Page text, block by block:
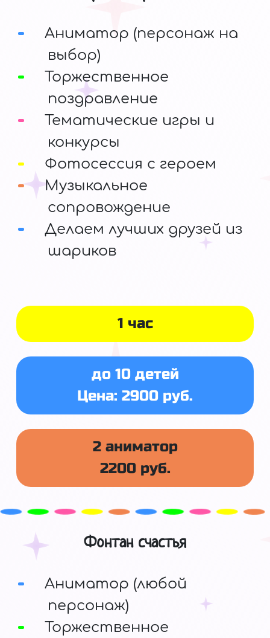
1 час
до 10 детей
Цена: 2900 руб.
2 аниматор
2200 руб.
Аниматор (персонаж на
выбор)
Торжественное
поздравление
Тематические игры и
конкурсы
Фотосессия с героем
Музыкальное
сопровождение
Делаем лучших друзей из
шариков
Фонтан счастья
Аниматор (любой
персонаж)
Торжественное